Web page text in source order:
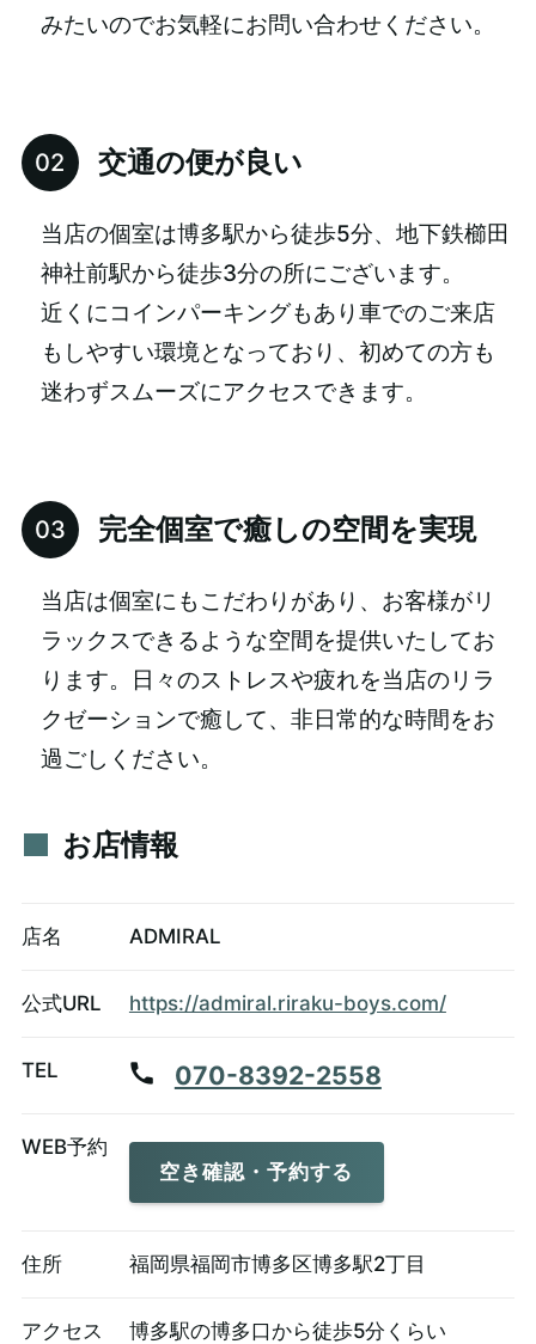
みたいのでお気軽にお問い合わせください。
交通の便が良い
当店の個室は博多駅から徒歩5分、地下鉄櫛田
神社前駅から徒歩3分の所にございます。
近くにコインパーキングもあり車でのご来店
もしやすい環境となっており、初めての方も
迷わずスムーズにアクセスできます。
完全個室で癒しの空間を実現
当店は個室にもこだわりがあり、お客様がリ
ラックスできるような空間を提供いたしてお
ります。日々のストレスや疲れを当店のリラ
クゼーションで癒して、非日常的な時間をお
過ごしください。
お店情報
店名 ADMIRAL
公式URL https://admiral.riraku-boys.com/
TEL 070-8392-2558
WEB予約
空き確認・予約する
住所 福岡県福岡市博多区博多駅2丁目
アクセス 博多駅の博多口から徒歩5分くらい